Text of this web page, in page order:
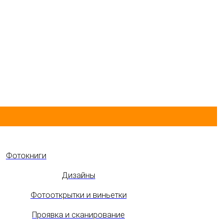
Фотокниги
Дизайны
Фотооткрытки и виньетки
Проявка и сканирование